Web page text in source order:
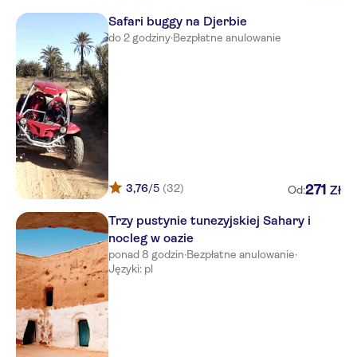
Djerba Orient
Djerba Castille
Zephir Hotel & Spa
Safira Palms
Odyssee Resort Zarzis Thalasso
& Spa Oriental
Zita Beach Resort
Eden Star
Isis Thalasso And Spa
Dar Sofiane
Palais des Iles
Djerba Golf Resort & Spa
Safari buggy na Djerbie
do 2 godziny·Bezpłatne anulowanie
3,76/5 (32) Od:271 Zł
Trzy pustynie tunezyjskiej Sahary i
nocleg w oazie
ponad 8 godzin·Bezpłatne anulowanie·
Języki: pl